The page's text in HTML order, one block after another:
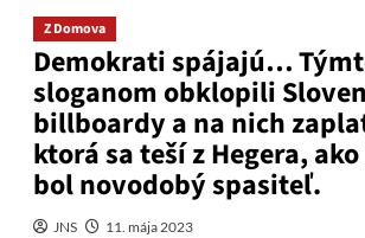
Z Domova
Demokrati spájajú…
sloganom obklopili
billboardy a na nich
ktorá sa teší z Hegera,
bol novodobý spasiteľ.
JNS 11. mája 2023